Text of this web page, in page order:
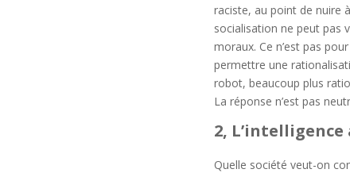
raciste, au point de nuire
socialisation ne peut pas
moraux. Ce n’est pas
permettre une
robot, beaucoup plus
La réponse n’est pas
2,
Quelle société veut-on